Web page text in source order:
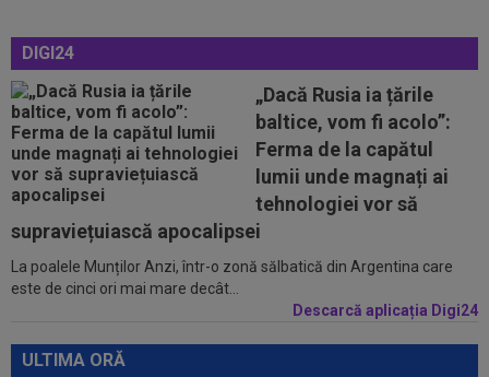
DIGI24
„Dacă Rusia ia țările
baltice, vom fi acolo”:
Ferma de la capătul
lumii unde magnați ai
tehnologiei vor să
supraviețuiască apocalipsei
La poalele Munților Anzi, într-o zonă sălbatică din Argentina care
este de cinci ori mai mare decât...
Descarcă aplicația Digi24
ULTIMA ORĂ
08:46
Răsturnare de situație: fostul fotbalist de la
FCSB nu mai semnează
08:33 Daria Vrînceanu, argint la Mondialul U20!
09:41
Barcelona a luat decizia cu Robert
Lewandowski!
09:39
Antrenorul lui KuPS se teme înaintea returului
cu Universitatea Craiova: "Cât...
ridice nivelul”. Italienii au...